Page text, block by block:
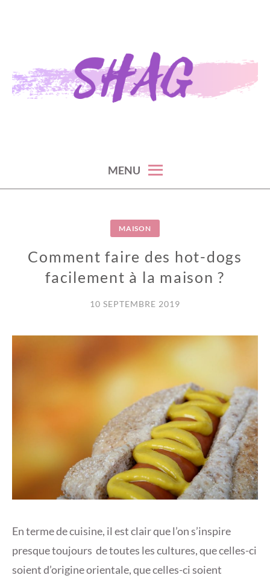
MENU
MAISON
Comment faire des hot-dogs
facilement à la maison ?
10 SEPTEMBRE 2019
En terme de cuisine, il est clair que l’on s’inspire
presque toujours de toutes les cultures, que celles-ci
soient d’origine orientale, que celles-ci soient